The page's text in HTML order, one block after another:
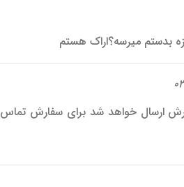
بدستم میرسه؟اراک هستم
ارسال خواهد شد برای سفارش تماس